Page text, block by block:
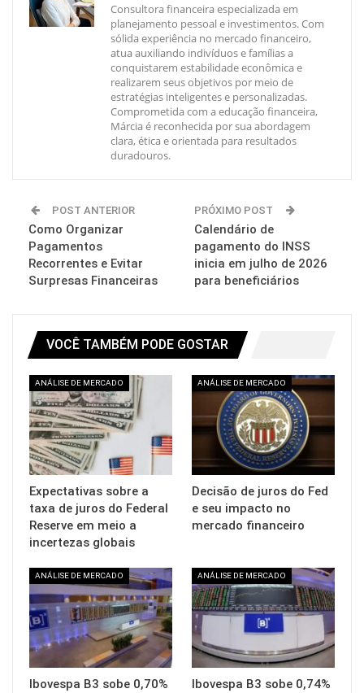
Consultora financeira especializada em
planejamento pessoal e investimentos. Com
sólida experiência no mercado financeiro,
atua auxiliando indivíduos e famílias a
conquistarem estabilidade econômica e
realizarem seus objetivos por meio de
estratégias inteligentes e personalizadas.
Comprometida com a educação financeira,
Márcia é reconhecida por sua abordagem
clara, ética e orientada para resultados
duradouros.
POST ANTERIOR
Como Organizar
Pagamentos
Recorrentes e Evitar
Surpresas Financeiras
PRÓXIMO POST
Calendário de
pagamento do INSS
inicia em julho de 2026
para beneficiários
VOCÊ TAMBÉM PODE GOSTAR
ANÁLISE DE MERCADO
Expectativas sobre a
taxa de juros do Federal
Reserve em meio a
incertezas globais
ANÁLISE DE MERCADO
Decisão de juros do Fed
e seu impacto no
mercado financeiro
ANÁLISE DE MERCADO
Ibovespa B3 sobe 0,70%
ANÁLISE DE MERCADO
Ibovespa B3 sobe 0,74%